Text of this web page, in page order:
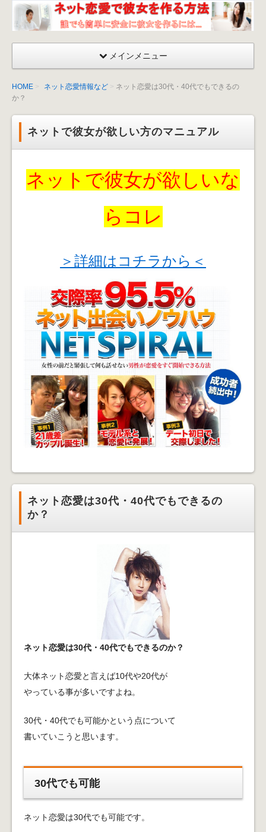
ネッ
ト恋
彼女
法〜
出会
い
方・
メインメニュー
HOME ネット恋愛情報など
ネット恋愛は30代・40代でもできるの
か？
ネットで彼女が欲しい方のマニュアル
ネットで彼女が欲しいな
らコレ
＞詳細はコチラから＜
ネット恋愛は30代・40代でもできるの
か？
ネット恋愛は30代・40代でもできるのか？
大体ネット恋愛と言えば10代や20代が
やっている事が多いですよね。
30代・40代でも可能かという点について
書いていこうと思います。
30代でも可能
ネット恋愛は30代でも可能です。